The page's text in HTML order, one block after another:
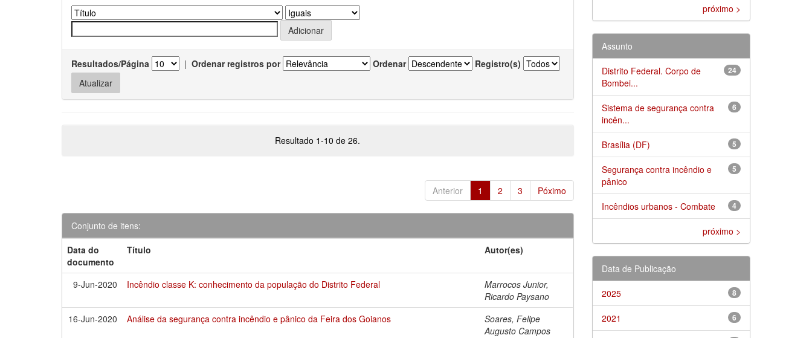
Resultados/Página | Ordenar registros por Ordenar Registro(s)
Resultado 1-10 de 26.
Anterior 1 2 3 Póximo
Conjunto de itens:
Data do
documento
Título Autor(es)
9-Jun-2020 Incêndio classe K: conhecimento da população do Distrito Federal
Marrocos Junior,
Ricardo Paysano
16-Jun-2020
Análise da segurança contra incêndio e pânico da Feira dos Goianos
Soares, Felipe
Augusto Campos
próximo >
Assunto
24
Distrito Federal. Corpo de
Bombei...
6
Sistema de segurança contra
incên...
5
Brasília (DF)
5
Segurança contra incêndio e
pânico
4
Incêndios urbanos - Combate
próximo >
Data de Publicação
8
2025
6
2021